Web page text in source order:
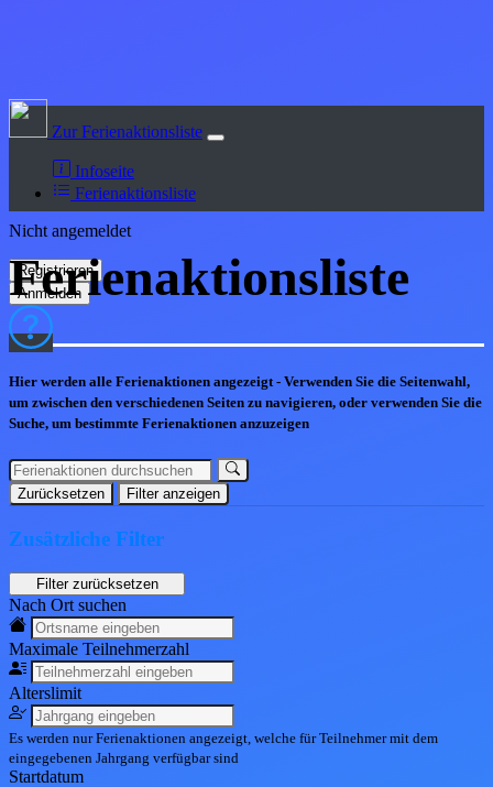
Zur Ferienaktionsliste
Infoseite
Ferienaktionsliste
Nicht angemeldet
Ferienaktionsliste
Hier werden alle Ferienaktionen angezeigt - Verwenden Sie die Seitenwahl,
um zwischen den verschiedenen Seiten zu navigieren, oder verwenden Sie die
Suche, um bestimmte Ferienaktionen anzuzeigen
Zurücksetzen Filter anzeigen
Zusätzliche Filter
Nach Ort suchen
Maximale Teilnehmerzahl
Alterslimit
Es werden nur Ferienaktionen angezeigt, welche für Teilnehmer mit dem
eingegebenen Jahrgang verfügbar sind
Startdatum